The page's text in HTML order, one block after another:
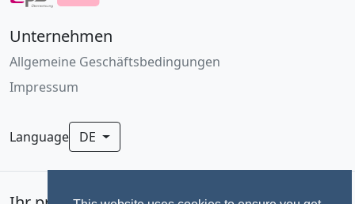
Unternehmen
Allgemeine Geschäftsbedingungen
Impressum
Language DE